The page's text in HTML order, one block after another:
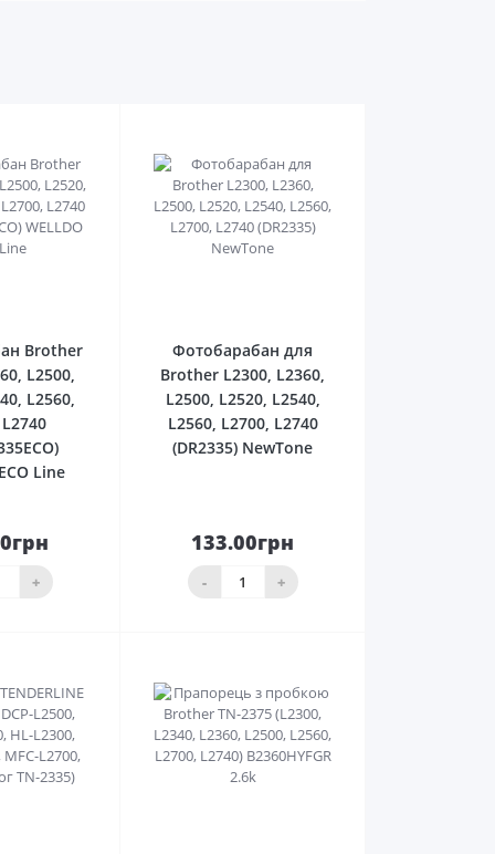
Brother
L2500,
L2560,
Line
+
До
Фотобарабан для
Brother L2300, L2360,
L2500, L2520, L2540,
L2560, L2700, L2740
(DR2335) NewTone
133.00грн
- +
До
кошика